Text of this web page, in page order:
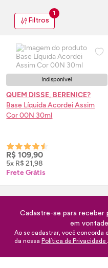
Filtros
1
Indisponível
QUEM DISSE, BERENICE?
Base Líquida Acordei Assim
Cor 00N 30ml
R$ 109,90
5x R$ 21,98
Frete Grátis
Cadastre-se para receber
em
Ao se cadastrar, você concorda
da nossa Política de Privacidade .